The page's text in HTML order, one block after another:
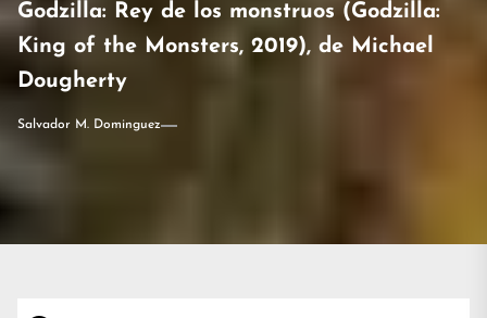
Godzilla: Rey de los monstruos (Godzilla:
King of the Monsters, 2019), de Michael
Dougherty
Salvador M. Dominguez